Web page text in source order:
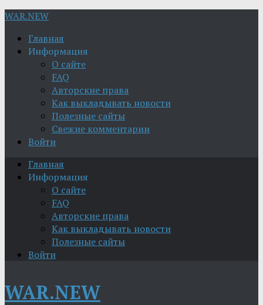
WAR.NEW
Главная
Информация
О сайте
FAQ
Авторские права
Как выкладывать новости
Полезные сайты
Свежие комментарии
Войти
Главная
Информация
О сайте
FAQ
Авторские права
Как выкладывать новости
Полезные сайты
Войти
WAR.NEW